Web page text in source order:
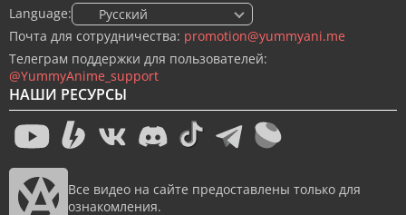
НАШИ РЕСУРСЫ
Все видео на сайте предоставлены только для
ознакомления.
Language:
🇷🇺 Русский
Почта для сотрудничества: promotion@yummyani.me
Телеграм поддержки для пользователей:
@YummyAnime_support